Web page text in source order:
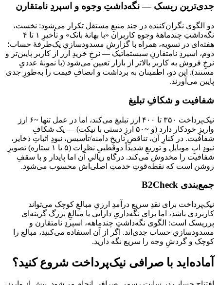
جدی‌ترین ریسک — نگه‌داشتِ وجوه و اسپردِ نامتقارن
دو الگوی نگران‌کننده در چند منبعِ مستقل تکرار می‌شود: نخست،
نگه‌داشتِ چندماههٔ وجوهِ کاربران «با بهانهٔ بانک» و تأخیرِ ۱ تا ۴
هفته‌ای در تسویه، همراه با گزارشِ مسدودسازیِ یک‌طرفهٔ حساب؛
دوم، اسپردِ نامتقارنِ سیستماتیک — نرخِ خریدِ ارز از کاربر پایین‌تر و
نرخِ فروش به کاربر بالاتر از بازار تعیین می‌شود (با نمونهٔ عددیِ
مستند). این دو، اطمینان به برداشت و انصافِ قیمت را به‌طورِ جدی
پایین می‌آورند.
شفافیت و شکافِ تبلیغ
نیک‌پرداخت ۳۵۰ تا ۴۰۰ ارز تبلیغ می‌کند، اما در عمل تنها ~۶ ارز
واریزِ خودکار دارد (و ~۵۰ ارزِ دستی با تیکت) — یک شکافِ
شفافیت. در کنارِ آن، تناقضِ تاریخِ دامنه/تأسیس، نبودِ اثباتِ ذخایر،
نبودِ اپِ موبایل و توزیعِ شدیداً دوقطبیِ نظرات (۵ یا ۱ ستاره) تصویرِ
شفافیت را مخدوش می‌کند. درگاهِ ریالیِ آن اما پایدار و با سقفِ
روشن است که نقطه‌قوتِ خدمتِ اصلی‌اش محسوب می‌شود.
جمع‌بندی B2Check
نیک‌پرداخت برای نقدِ سریعِ درآمدِ ارزیِ مبالغِ کوچک می‌تواند
کاربردی باشد، اما برای نگه‌داریِ دارایی یا مبالغِ بزرگ گزینه‌ای
پرریسک است: الگوی نگه‌داشتِ چندماهه، اسپردِ نامتقارن و
مسدودسازیِ حساب جدی‌اند. اگر از آن استفاده می‌کنید، مبالغ را
کوچک و گردشِ وجه را سریع نگه دارید.
آماده‌اید با صرافی نیک‌پرداخت شروع کنید؟